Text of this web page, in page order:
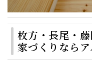
枚方・長尾・
家づくりなら